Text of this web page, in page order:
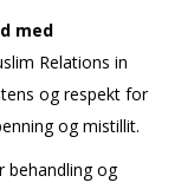
med
Relations in
og respekt for
og mistillit.
behandling og